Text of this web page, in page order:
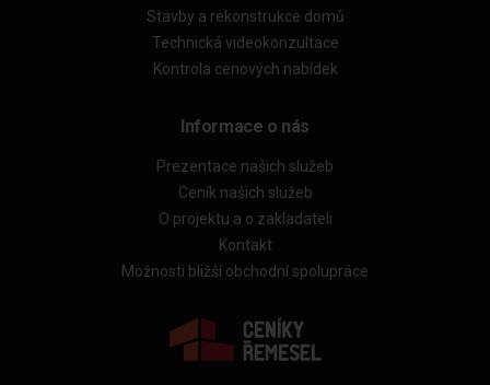
Stavby a rekonstrukce domů
Technická videokonzultace
Kontrola cenových nabídek
Informace o nás
Prezentace našich služeb
Ceník našich služeb
O projektu a o zakladateli
Kontakt
Možnosti bližší obchodní spolupráce